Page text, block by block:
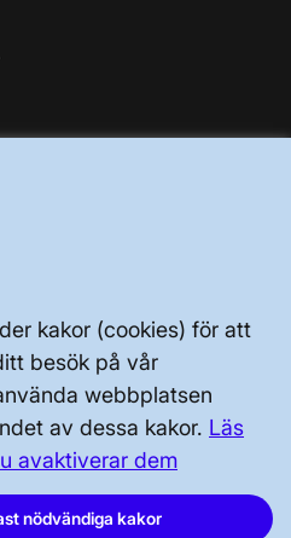
kakor (cookies) för att
besök på vår
webbplatsen
av dessa kakor. Läs
avaktiverar dem
nödvändiga kakor
1200, 172 24